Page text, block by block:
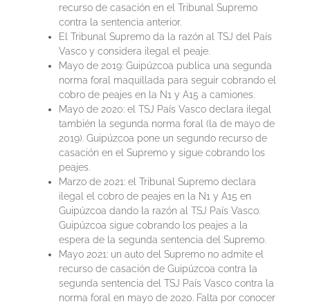
recurso de casación en el Tribunal Supremo
contra la sentencia anterior.
El Tribunal Supremo da la razón al TSJ del País
Vasco y considera ilegal el peaje.
Mayo de 2019: Guipúzcoa publica una segunda
norma foral maquillada para seguir cobrando el
cobro de peajes en la N1 y A15 a camiones.
Mayo de 2020: el TSJ País Vasco declara ilegal
también la segunda norma foral (la de mayo de
2019). Guipúzcoa pone un segundo recurso de
casación en el Supremo y sigue cobrando los
peajes.
Marzo de 2021: el Tribunal Supremo declara
ilegal el cobro de peajes en la N1 y A15 en
Guipúzcoa dando la razón al TSJ País Vasco.
Guipúzcoa sigue cobrando los peajes a la
espera de la segunda sentencia del Supremo.
Mayo 2021: un auto del Supremo no admite el
recurso de casación de Guipúzcoa contra la
segunda sentencia del TSJ País Vasco contra la
norma foral en mayo de 2020. Falta por conocer